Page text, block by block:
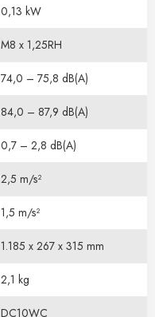
0,13 kW
M8 x 1,25RH
74,0 – 75,8 dB(A)
84,0 – 87,9 dB(A)
0,7 – 2,8 dB(A)
2,5 m/s²
1,5 m/s²
1.185 x 267 x 315 mm
2,1 kg
DC10WC